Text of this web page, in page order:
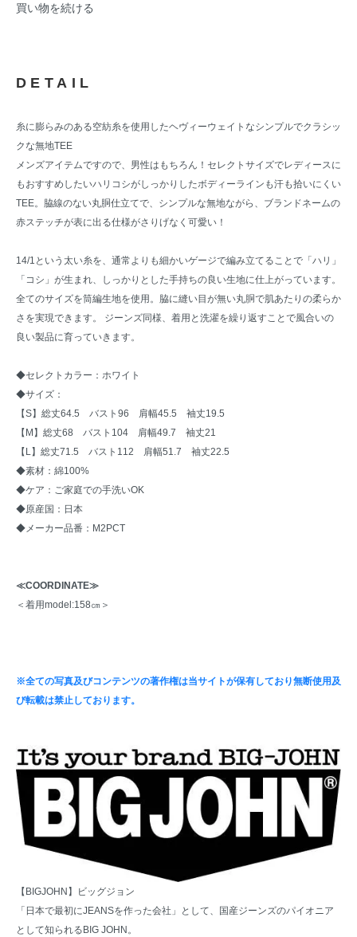
買い物を続ける
DETAIL
糸に膨らみのある空紡糸を使用したヘヴィーウェイトなシンプルでクラシッ
クな無地TEE
メンズアイテムですので、男性はもちろん！セレクトサイズでレディースに
もおすすめしたいハリコシがしっかりしたボディーラインも汗も拾いにくい
TEE。脇線のない丸胴仕立てで、シンプルな無地ながら、ブランドネームの
赤ステッチが表に出る仕様がさりげなく可愛い！
14/1という太い糸を、通常よりも細かいゲージで編み立てることで「ハリ」
「コシ」が生まれ、しっかりとした手持ちの良い生地に仕上がっています。
全てのサイズを筒編生地を使用。脇に縫い目が無い丸胴で肌あたりの柔らか
さを実現できます。 ジーンズ同様、着用と洗濯を繰り返すことで風合いの
良い製品に育っていきます。
◆セレクトカラー：ホワイト
◆サイズ：
【S】総丈64.5 バスト96 肩幅45.5 袖丈19.5
【M】総丈68 バスト104 肩幅49.7 袖丈21
【L】総丈71.5 バスト112 肩幅51.7 袖丈22.5
◆素材：綿100%
◆ケア：ご家庭での手洗いOK
◆原産国：日本
◆メーカー品番：M2PCT
≪COORDINATE≫
＜着用model:158㎝＞
※全ての写真及びコンテンツの著作権は当サイトが保有しており無断使用及
び転載は禁止しております。
【BIGJOHN】ビッグジョン
「日本で最初にJEANSを作った会社」として、国産ジーンズのパイオニア
として知られるBIG JOHN。